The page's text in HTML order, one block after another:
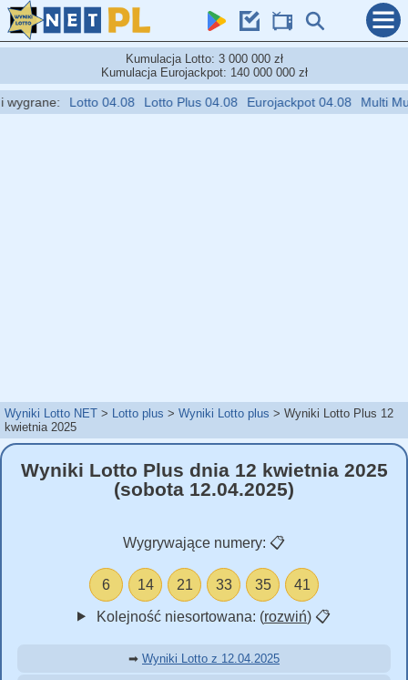
Kumulacja Lotto: 3 000 000 zł
Kumulacja Eurojackpot: 140 000 000 zł
Lotto 04.08 Lotto Plus 04.08 Eurojackpot 04.08 Multi Multi
Wyniki Lotto NET Lotto plus Wyniki Lotto plus
Wyniki Lotto Plus 12
kwietnia 2025
Wyniki Lotto Plus dnia 12 kwietnia 2025
(sobota 12.04.2025)
Wygrywające numery: 📋
6 14 21 33 35 41
Kolejność niesortowana: (rozwiń) 📋
➡ Wyniki Lotto z 12.04.2025